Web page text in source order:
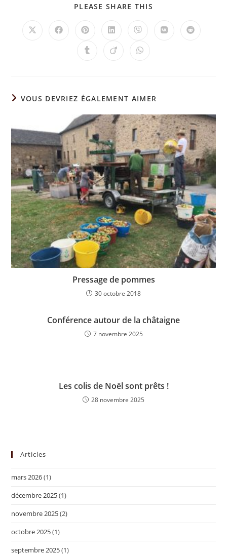
PLEASE SHARE THIS
VOUS DEVRIEZ ÉGALEMENT AIMER
Pressage de pommes
30 octobre 2018
Conférence autour de la châtaigne
7 novembre 2025
Les colis de Noël sont prêts !
28 novembre 2025
Articles
mars 2026(1)
décembre 2025(1)
novembre 2025(2)
octobre 2025(1)
septembre 2025(1)